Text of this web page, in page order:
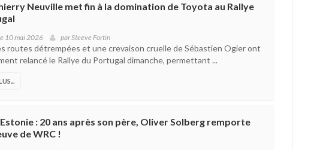
Neuville met fin à la domination de Toyota au Rallye
10 mai 2026 parSteeve Fortin
routes détrempées et une crevaison cruelle de Sébastien Ogier ont
relancé le Rallye du Portugal dimanche, permettant ...
: 20 ans après son père, Oliver Solberg remporte
de WRC !